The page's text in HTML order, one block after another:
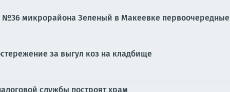
№36 микрорайона Зеленый в Макеевке
за выгул коз на кладбище
службы построят храм